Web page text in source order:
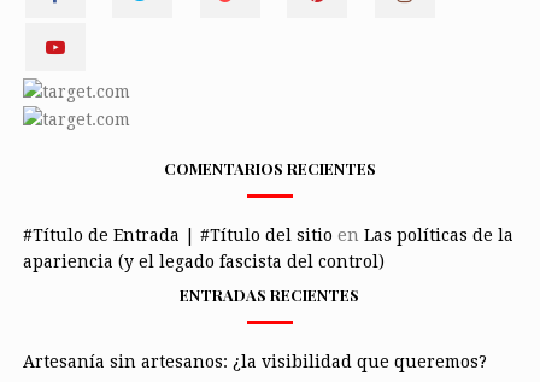
COMENTARIOS RECIENTES
#Título de Entrada | #Título del sitio en Las políticas de la
apariencia (y el legado fascista del control)
ENTRADAS RECIENTES
Artesanía sin artesanos: ¿la visibilidad que queremos?